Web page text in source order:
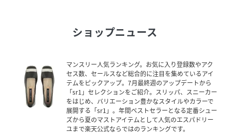
ショップニュース
マンスリー人気ランキング。お気に入り登録数やアク
セス数、セールスなど総合的に注目を集めているアイ
テムをピックアップ。7月最終週のアップデートから
「sr1」セレクションをご紹介。スリッパ、スニーカー
をはじめ、バリエーション豊かなスタイルやカラーで
展開する「sr1」。年間ベストセラーとなる定番シュー
ズから夏のマストアイテムとして人気のエスパドリー
ユまで楽天公式ならではのランキングです。